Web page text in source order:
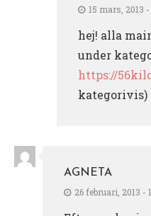
15 mars, 2013 -
hej! alla
under
https://
kategorivis)
AGNETA
26 februari, 2013 -